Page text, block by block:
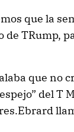
que la
de TRump,
que no
del T